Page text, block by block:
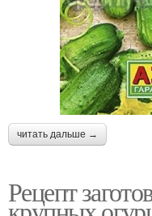
читать дальше →
Рецепт